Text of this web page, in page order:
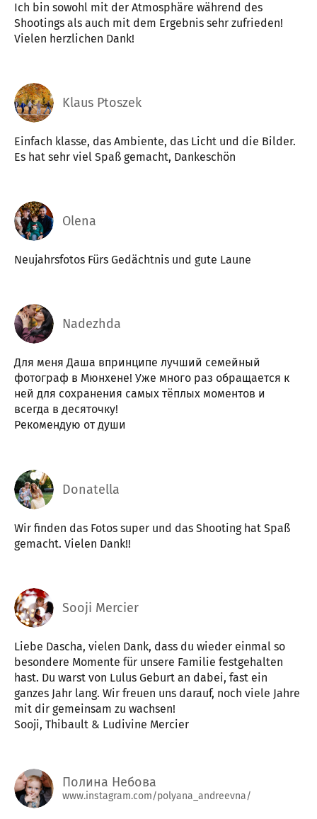
Ich bin sowohl mit der Atmosphäre während des
Shootings als auch mit dem Ergebnis sehr zufrieden!
Vielen herzlichen Dank!
Klaus Ptoszek
Einfach klasse, das Ambiente, das Licht und die Bilder.
Es hat sehr viel Spaß gemacht, Dankeschön
Olena
Neujahrsfotos Fürs Gedächtnis und gute Laune
Nadezhda
Для меня Даша впринципе лучший семейный
фотограф в Мюнхене! Уже много раз обращается к
ней для сохранения самых тёплых моментов и
всегда в десяточку!
Рекомендую от души
Donatella
Wir finden das Fotos super und das Shooting hat Spaß
gemacht. Vielen Dank!!
Sooji Mercier
Liebe Dascha, vielen Dank, dass du wieder einmal so
besondere Momente für unsere Familie festgehalten
hast. Du warst von Lulus Geburt an dabei, fast ein
ganzes Jahr lang. Wir freuen uns darauf, noch viele Jahre
mit dir gemeinsam zu wachsen!
Sooji, Thibault & Ludivine Mercier
Полина Небова
www.instagram.com/polyana_andreevna/